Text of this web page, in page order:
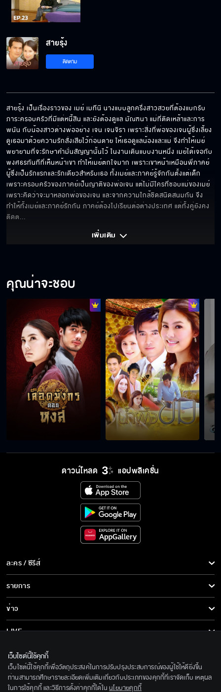
สายรุ้ง
ติดตาม
สายรุ้ง เป็นเรื่องราวของ เมย์ เมทีนิ นางแบบลูกครึ่งสาวสวยที่ต้องแบกรับ
ภาระครอบครัวที่มีแต่หนี้สิน และยังต้องดูแล มัณฑนา แม่ที่ติดเหล้าและการ
พนัน กับน้องสาวต่างพ่ออย่าง เจน เจนจิรา เพราะสิ่งที่พ่อของเจนผู้ซึ่งเลี้ยง
ดูเธอมาด้วยความรักสั่งเสียไว้ก่อนตาย ให้เธอดูแลน้องและแม่ จึงทำให้เมย์
พยายามที่จะรักษาคำมั่นสัญญานั้นไว้ ในงานเดินแบบงานหนึ่ง เมย์ได้เจอกับ
พงศธรทันทีที่เห็นหน้าเขา ทำให้เมย์ตกใจมาก เพราะเขาหน้าเหมือนพี่ภาคย์
ผู้ซึ่งเป็นรักแรกและรักเดียวสำหรับเธอ ทั้งเมย์และภาคย์รู้จักกันตั้งแต่เด็ก
เพราะครอบครัวของภาคย์เป็นญาติของพ่อเจน แต่ไม่มีใครที่ชอบแม่ของเมย์
เพราะคิดว่าจะมาหลอกพ่อของเจน และจากความใกล้ชิดสนิดสนมกัน จึง
ทำให้ทั้งเมย์และภาคย์รักกัน ภาคย์ต้องไปเรียนต่อต่างประเทศ แต่ทั้งคู่ยังคง
ติดต...
เพิ่มเติม
คุณน่าจะชอบ
ดาวน์โหลด แอปพลิเคชั่น
ละคร / ซีรีส์
ละคร/ซีรีส์
ซีรีส์นานาชาติ
การ์ตูน & เกม
รายการ
รายการทั้งหมด
ข่าว
ข่าวทั้งหมด
ข่าวประชาสัมพันธ์
LIVE
เกี่ยวกับเรา
BEC World
รู้จักเรา
ติดตามเราได้ที่
เว็บไซต์นี้ใช้คุกกี้
เว็บไซต์นี้ใช้คุกกี้เพื่อวัตถุประสงค์ในการปรับปรุงประสบการณ์ของผู้ใช้ให้ดียิ่งขึ้น
ท่านสามารถศึกษารายละเอียดเพิ่มเติมเกี่ยวกับประเภทของคุกกี้ที่เราจัดเก็บ เหตุผล
ในการใช้คุกกี้ และวิธีการตั้งค่าคุกกี้ได้ใน นโยบายคุกกี้